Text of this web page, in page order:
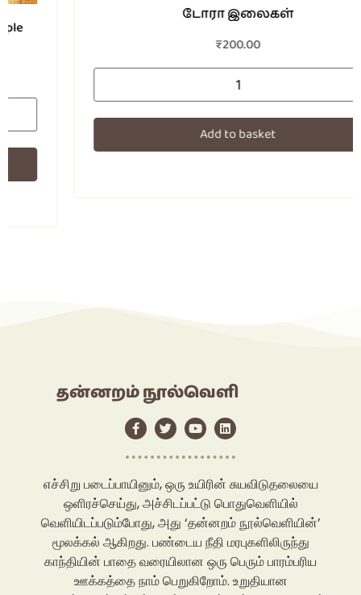
டோரா இலைகள்
Add to basket
தன்னறம் நூல்வெளி
எச்சிறு படைப்பாயினும், ஒரு உயிரின் சுயவிடுதலையை
ஒளிரச்செய்து, அச்சிடப்பட்டு பொதுவெளியில்
வெளியிடப்படும்போது, அது ‘தன்னறம் நூல்வெளியின்’
மூலக்கல் ஆகிறது. பண்டைய நீதி மரபுகளிலிருந்து
காந்தியின் பாதை வரையிலான ஒரு பெரும் பாரம்பரிய
ஊக்கத்தை நாம் பெறுகிறோம். உறுதியான